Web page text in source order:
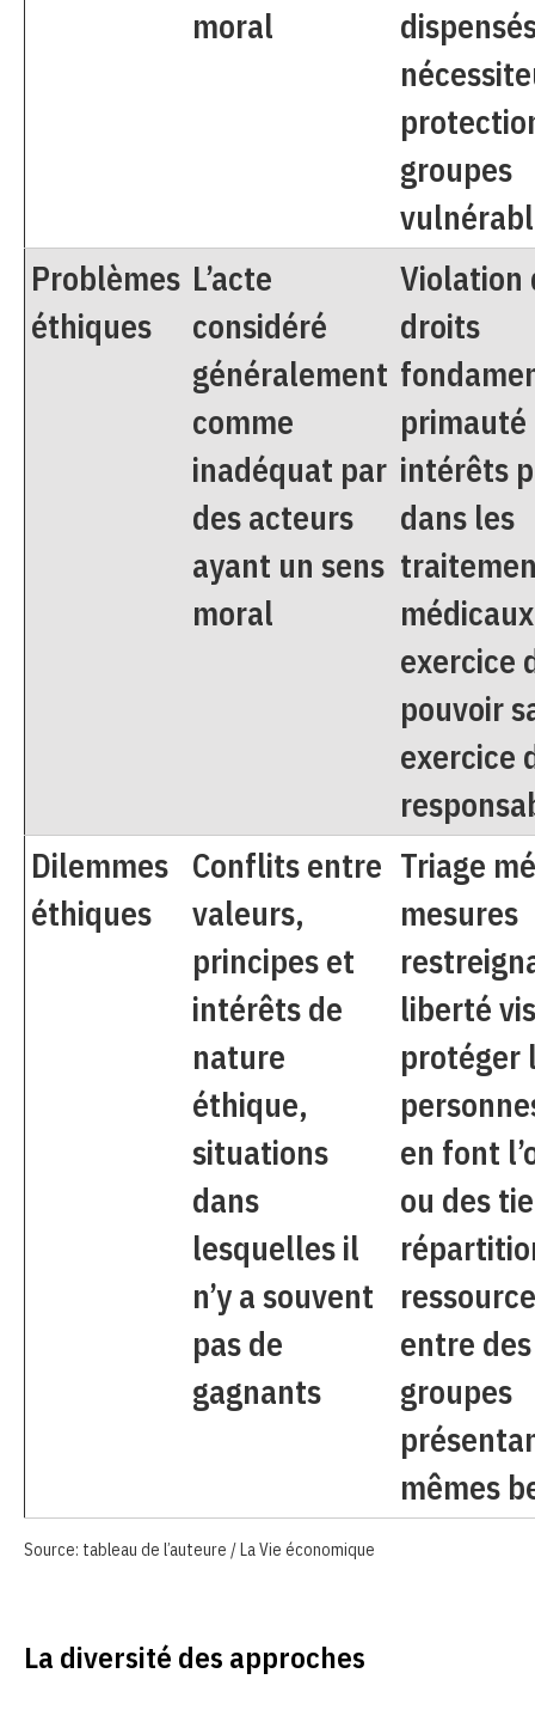
moral
groupes
Problèmes
éthiques
L’acte
considéré
généralement
comme
inadéquat par
des acteurs
ayant un sens
moral
Violation
droits
primauté
intérêts
dans les
exercice
pouvoir
exercice
Dilemmes
éthiques
Conflits entre
valeurs,
principes et
intérêts de
nature
éthique,
situations
dans
lesquelles il
n’y a souvent
pas de
gagnants
Triage
mesures
liberté
protéger
en font
ou des
entre des
groupes
mêmes
Source: tableau de l’auteure / La Vie économique
La diversité des approches